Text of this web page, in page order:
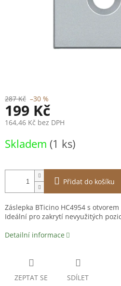
287 Kč –30 %
199 Kč
164,46 Kč bez DPH
cena:
Skladem (1 ks)
Přidat do košíku
Záslepka BTicino HC4954 s
Ideální pro zakrytí nevyužitých
Detailní informace
ZEPTAT SE SDÍLET